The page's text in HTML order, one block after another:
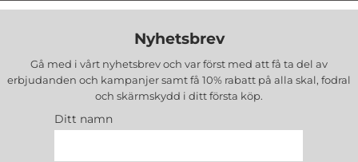
Nyhetsbrev
Gå med i vårt nyhetsbrev och var först med att få ta del av
erbjudanden och kampanjer samt få 10% rabatt på alla skal, fodral
och skärmskydd i ditt första köp.
Ditt namn